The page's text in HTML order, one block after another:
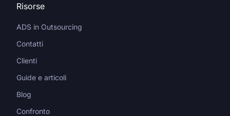
Risorse
ADS in Outsourcing
Contatti
Clienti
Guide e articoli
Blog
Confronto